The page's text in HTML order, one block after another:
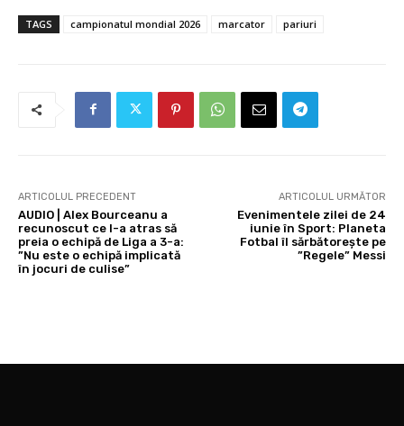
TAGS campionatul mondial 2026 marcator pariuri
ARTICOLUL PRECEDENT
AUDIO | Alex Bourceanu a
recunoscut ce l-a atras să
preia o echipă de Liga a 3-a:
”Nu este o echipă implicată
în jocuri de culise”
ARTICOLUL URMĂTOR
Evenimentele zilei de 24
iunie în Sport: Planeta
Fotbal îl sărbătorește pe
”Regele” Messi